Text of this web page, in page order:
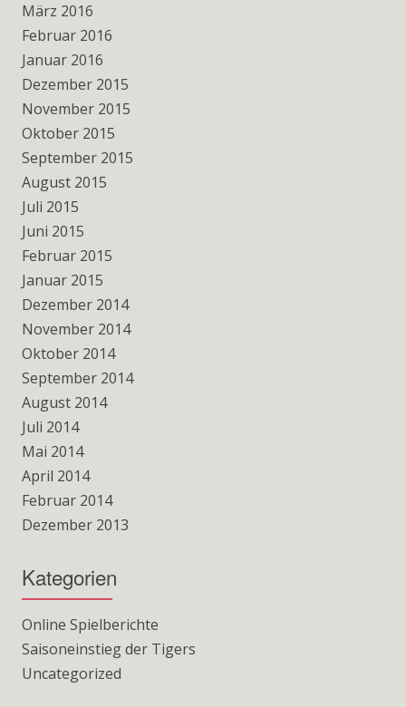
März 2016
Februar 2016
Januar 2016
Dezember 2015
November 2015
Oktober 2015
September 2015
August 2015
Juli 2015
Juni 2015
Februar 2015
Januar 2015
Dezember 2014
November 2014
Oktober 2014
September 2014
August 2014
Juli 2014
Mai 2014
April 2014
Februar 2014
Dezember 2013
Kategorien
Online Spielberichte
Saisoneinstieg der Tigers
Uncategorized